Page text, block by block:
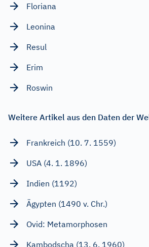
Floriana
Leonina
Resul
Erim
Roswin
Weitere Artikel aus den Daten der
Frankreich (10. 7. 1559)
USA (4. 1. 1896)
Indien (1192)
Ägypten (1490 v. Chr.)
Ovid: Metamorphosen
Kambodscha (13. 6. 1960)